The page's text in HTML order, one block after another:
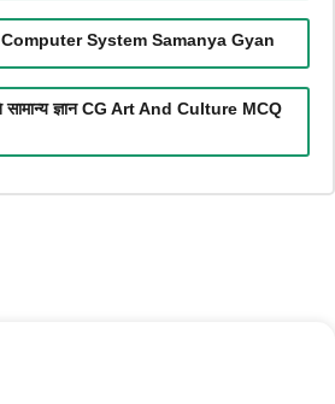
Computer System Samanya Gyan
सामान्य ज्ञान CG Art And Culture MCQ